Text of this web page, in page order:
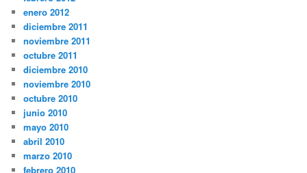
enero 2012
diciembre 2011
noviembre 2011
octubre 2011
diciembre 2010
noviembre 2010
octubre 2010
junio 2010
mayo 2010
abril 2010
marzo 2010
febrero 2010